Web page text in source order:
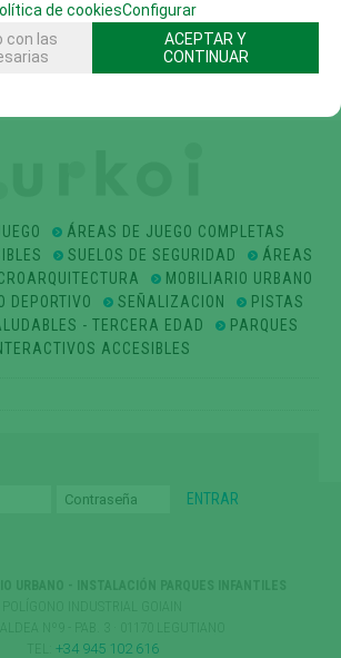
política de privacidad
ÁREAS DE JUEGO COMPLETAS
SUELOS DE SEGURIDAD
ÁREAS
MOBILIARIO URBANO
DEPORTIVO
SEÑALIZACION
PISTAS
- TERCERA EDAD
PARQUES
ACCESIBLES
+34 945 102 616
de cookiesConfigurar
con las
ACEPTAR Y
CONTINUAR